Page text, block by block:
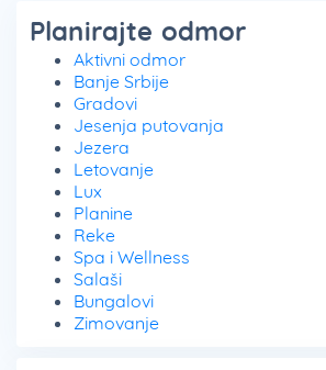
Planirajte odmor
Aktivni odmor
Banje Srbije
Gradovi
Jesenja putovanja
Jezera
Letovanje
Lux
Planine
Reke
Spa i Wellness
Salaši
Bungalovi
Zimovanje